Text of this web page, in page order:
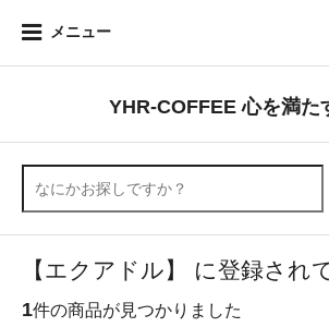
メニュー
YHR-COFFEE 心を満た
【エクアドル】 に登録され
1件の商品が見つかりました